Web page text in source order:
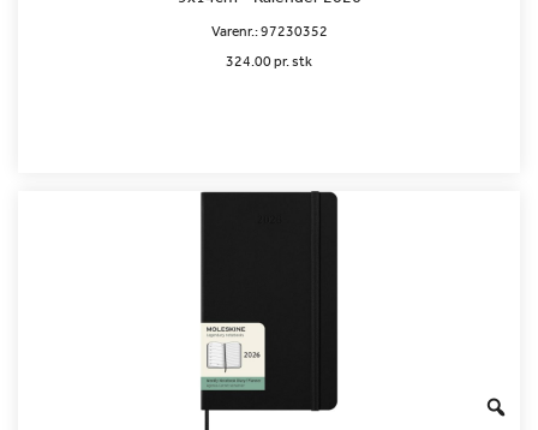
Varenr.:97230352
324.00 pr. stk